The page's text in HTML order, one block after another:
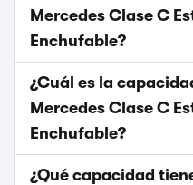
Mercedes Clase C
Enchufable?
¿Cuál es la
Mercedes Clase C
Enchufable?
¿Qué capacidad